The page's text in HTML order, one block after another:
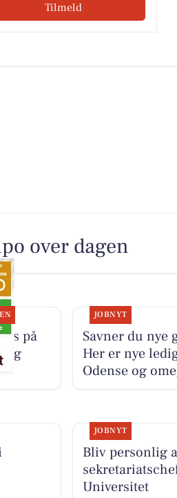
Tilmeld
over dagen
på
JOBNYT
Savner du nye
Her er nye
Odense og
JOBNYT
Bliv personlig
Universitet